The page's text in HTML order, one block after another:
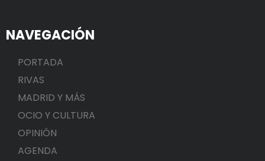
NAVEGACIÓN
PORTADA
RIVAS
MADRID Y MÁS
OCIO Y CULTURA
OPINIÓN
AGENDA